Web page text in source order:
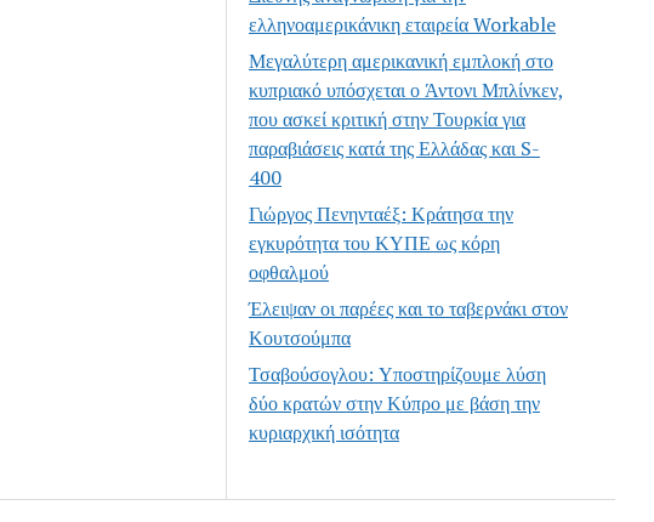
ελληνοαμερικάνικη εταιρεία Workable
Μεγαλύτερη αμερικανική εμπλοκή στο
κυπριακό υπόσχεται ο Άντονι Μπλίνκεν,
που ασκεί κριτική στην Τουρκία για
παραβιάσεις κατά της Ελλάδας και S-
400
Γιώργος Πενηνταέξ: Κράτησα την
εγκυρότητα του ΚΥΠΕ ως κόρη
οφθαλμού
Έλειψαν οι παρέες και το ταβερνάκι στον
Κουτσούμπα
Τσαβούσογλου: Υποστηρίζουμε λύση
δύο κρατών στην Κύπρο με βάση την
κυριαρχική ισότητα